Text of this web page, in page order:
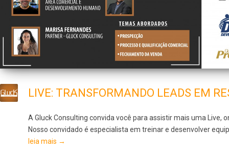
LIVE: TRANSFORMANDO LEADS EM
A Gluck Consulting convida você para assistir mais uma Live,
Nosso convidado é especialista em treinar e desenvolver
leia mais →